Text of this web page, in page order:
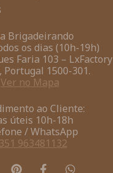
Brigadeirando
os dias (10h-19h)
Faria 103 – LxFactory
Portugal 1500-301.
Ver no Mapa
ao Cliente:
úteis 10h-18h
/ WhatsApp
963481132